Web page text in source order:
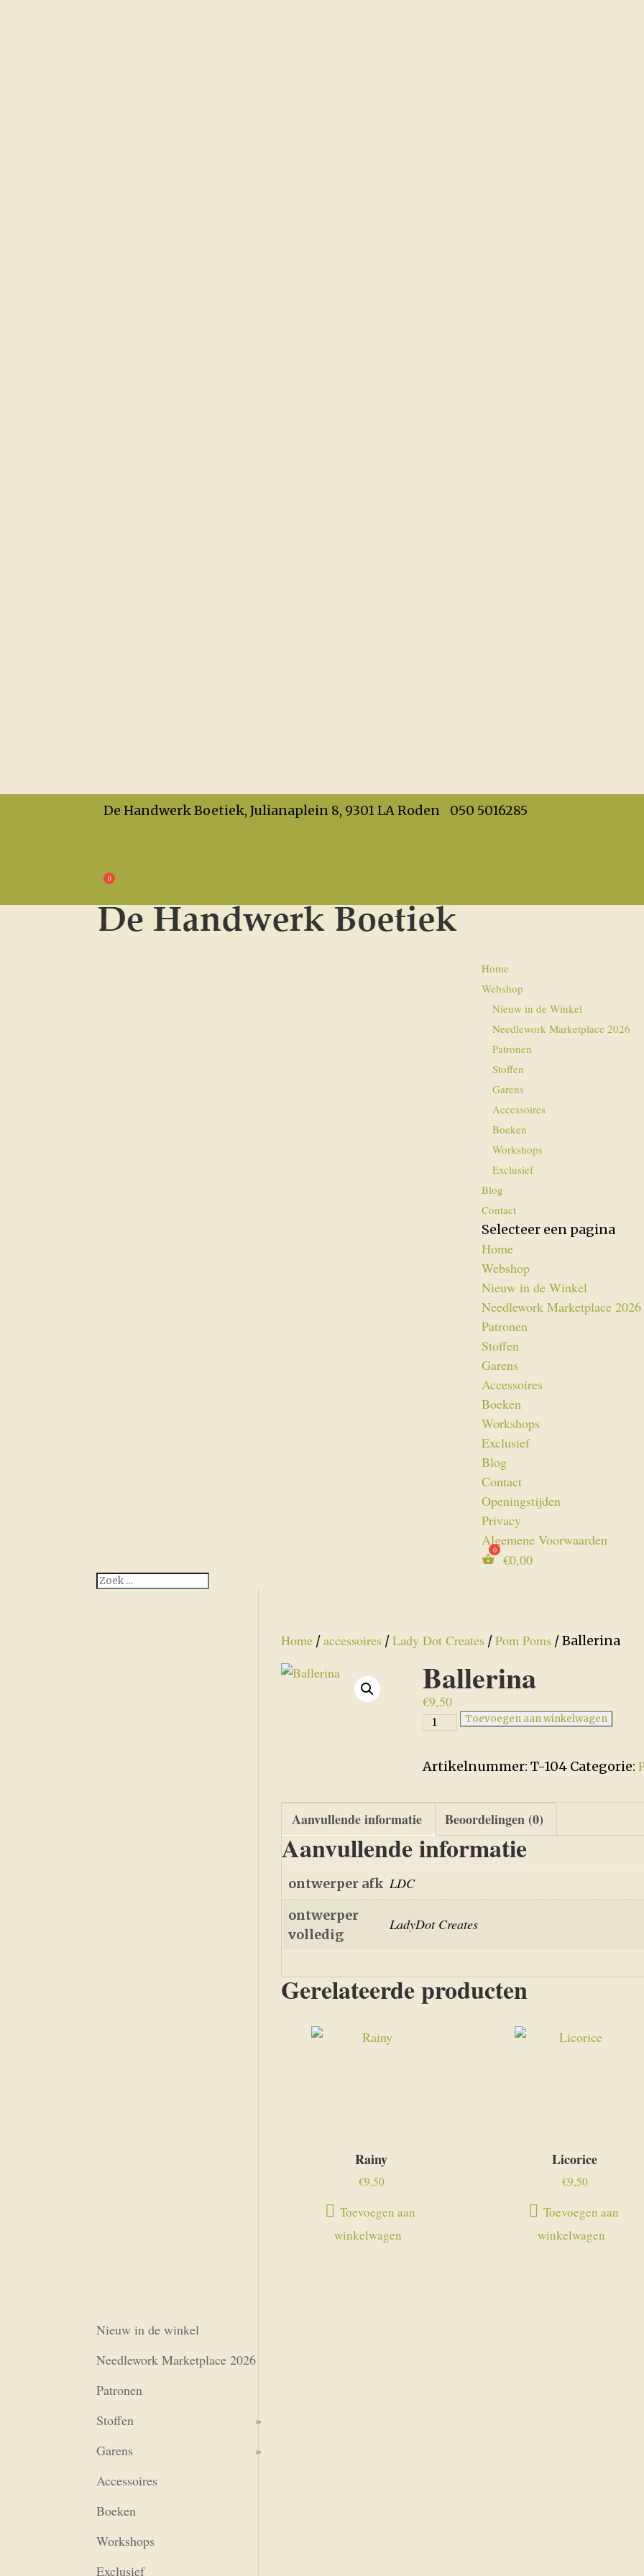
De Handwerk Boetiek, Julianaplein 8, 9301 LA Roden 050 5016285
Algemene Voorwaarden
Home
Webshop
Nieuw in de Winkel
Needlework Marketplace 2026
Patronen
Stoffen
Garens
Accessoires
Boeken
Workshops
Exclusief
Blog
Contact
Selecteer een pagina
Home
Webshop
Nieuw in de Winkel
Needlework Marketplace 2026
Patronen
Stoffen
Garens
Accessoires
Boeken
Workshops
Exclusief
Blog
Contact
Openingstijden
Privacy
Algemene Voorwaarden
€0,00
Home /accessoires /Lady Dot Creates /Pom Poms / Ballerina
Ballerina
€9,50
BallerinaToevoegen aan winkelwagen
Artikelnummer: T-104 Categorie:
Aanvullende informatie Beoordelingen (0)
Aanvullende informatie
ontwerper afk LDC
ontwerper
volledig
LadyDot Creates
Gerelateerde producten
Rainy
€9,50
Toevoegen aan
winkelwagen
Licorice
€9,50
Toevoegen aan
winkelwagen
Nieuw in de winkel
Needlework Marketplace 2026
Patronen
Stoffen
Garens
Accessoires
Boeken
Workshops
Exclusief